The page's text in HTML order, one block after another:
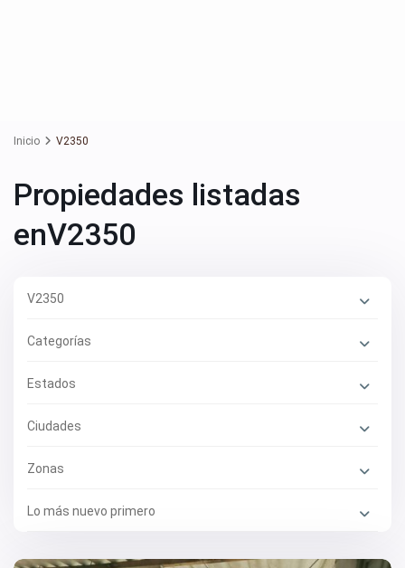
Inicio V2350
Propiedades listadas
enV2350
V2350
Categorías
Estados
Ciudades
Zonas
Lo más nuevo primero